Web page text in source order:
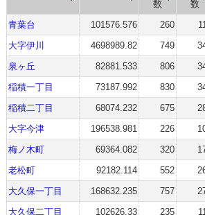
数
数
青葉台
101576.576 260
大字伊川
4698989.82 749
泉ヶ丘
82881.533 806
稲積一丁目
73187.992 830
稲積二丁目
68074.232 675
大字今津
196538.981 226
梅ノ木町
69364.082 320
老松町
92182.114 552
大久保一丁目
168632.235 757
大久保二丁目
102626.33 235